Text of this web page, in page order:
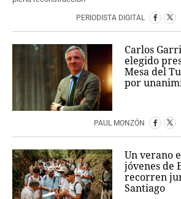
PERIODISTA DIGITAL
Carlos
elegido
Mesa del
por
PAUL MONZÓN
Un verano
jóvenes de
recorren
Santiago